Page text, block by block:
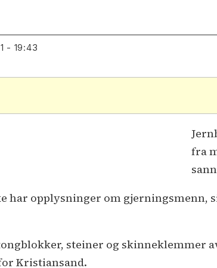
- 19:43
fra
har opplysninger om
steiner og skinneklemmer
Kristiansand.